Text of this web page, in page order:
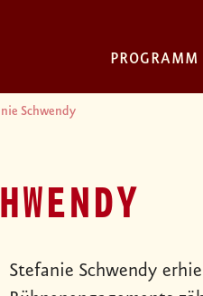
Schwendy
Stefanie Schwendy